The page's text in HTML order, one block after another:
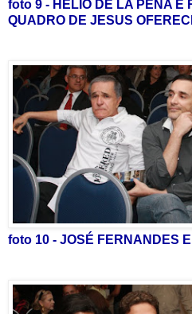
foto 9 - HELIO DE LA PENA E
QUADRO DE JESUS
foto 10 - JOSÉ FERNANDES